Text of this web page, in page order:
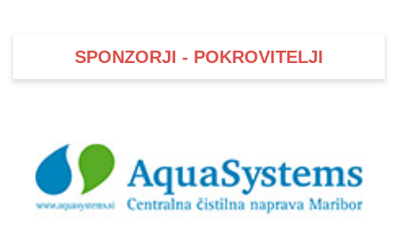
SPONZORJI - POKROVITELJI